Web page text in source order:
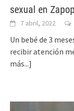
sexual en
7 abril, 2022
Un bebé de 3
recibir atención
más...]